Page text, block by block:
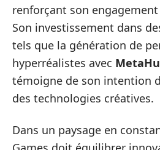
renforçant son
Son investissement dans
tels que la génération de
hyperréalistes avec
témoigne de son intention
des technologies créatives.
Dans un paysage en